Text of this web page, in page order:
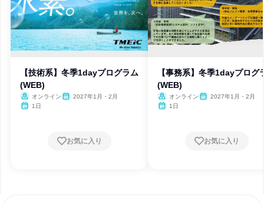
【技術系】冬季1dayプログラム
(WEB)
オンライン
2027年1月・2月
1日
お気に入り
【事務系】冬季1dayプログ
(WEB)
オンライン
2027年1月・2月
1日
お気に入り